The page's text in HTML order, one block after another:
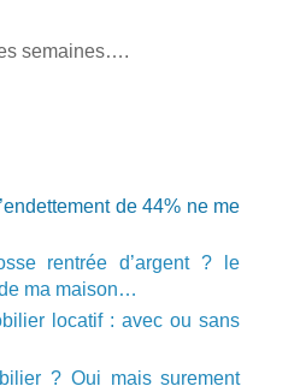
semaines….
de 44% ne me
rentrée d’argent ? le
ma maison…
locatif : avec ou sans
? Oui mais surement